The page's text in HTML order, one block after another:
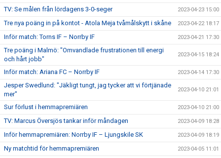
TV: Se målen från lördagens 3-0-seger 2023-04-23 15:00
Tre nya poäng in på kontot - Atola Meja tvåmålskytt i skåne 2023-04-22 18:17
Inför match: Torns IF – Norrby IF 2023-04-21 17:30
Tre poäng i Malmö: "Omvandlade frustrationen till energi
och hårt jobb"
2023-04-15 18:24
Inför match: Ariana FC – Norrby IF 2023-04-14 17:30
Jesper Swedlund: "Jäkligt tungt, jag tycker att vi förtjänade
mer"
2023-04-10 21:01
Sur förlust i hemmapremiären 2023-04-10 21:00
TV: Marcus Översjös tankar inför måndagen 2023-04-09 18:28
Inför hemmapremiären: Norrby IF – Ljungskile SK 2023-04-09 18:19
Ny matchtid för hemmapremiären 2023-04-05 11:01